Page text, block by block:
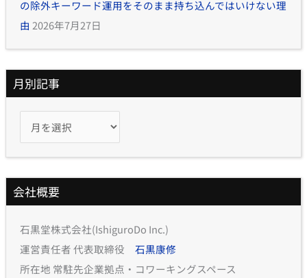
の除外キーワード運用をそのまま持ち込んではいけない理
由 2026年7月27日
月別記事
会社概要
石黒堂株式会社(IshiguroDo Inc.)
運営責任者 代表取締役 石黒康修
所在地 常駐先企業拠点・コワーキングスペース